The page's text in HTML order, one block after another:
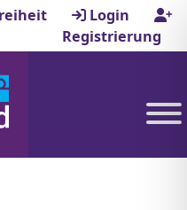
Login
Registrierung